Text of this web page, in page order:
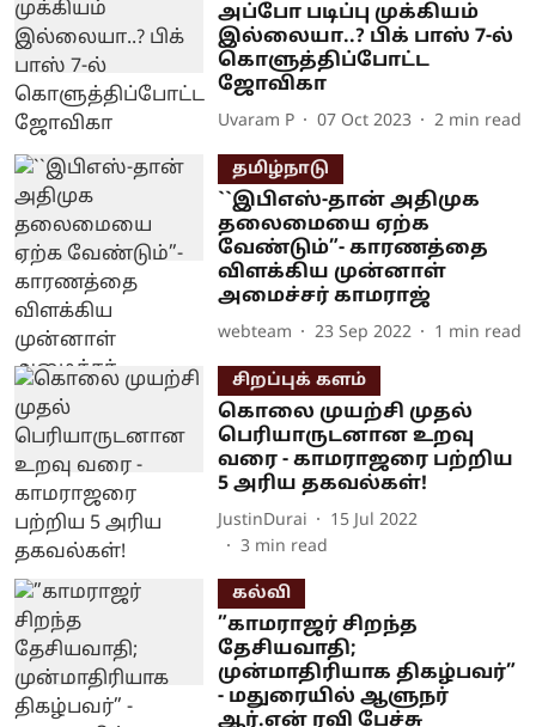
அப்போ படிப்பு முக்கியம்
இல்லையா..? பிக் பாஸ் 7-ல்
கொளுத்திப்போட்ட
ஜோவிகா
Uvaram P 07 Oct 2023 2 min read
தமிழ்நாடு
``இபிஎஸ்-தான் அதிமுக
தலைமையை ஏற்க
வேண்டும்”- காரணத்தை
விளக்கிய முன்னாள்
அமைச்சர் காமராஜ்
webteam 23 Sep 2022 1 min read
சிறப்புக் களம்
கொலை முயற்சி முதல்
பெரியாருடனான உறவு
வரை - காமராஜரை பற்றிய
5 அரிய தகவல்கள்!
JustinDurai
15 Jul 2022
3 min read
கல்வி
”காமராஜர் சிறந்த
தேசியவாதி;
முன்மாதிரியாக திகழ்பவர்”
- மதுரையில் ஆளுநர்
ஆர்.என் ரவி பேச்சு